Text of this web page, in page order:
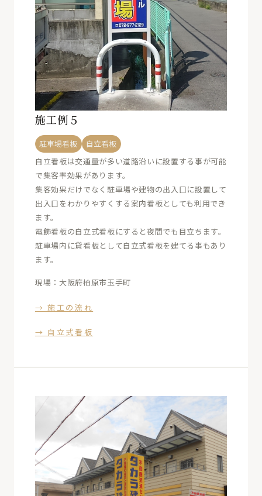
施工例５
駐車場看板
自立看板
自立看板は交通量が多い道路沿いに設置する事が可能
で集客率効果があります。
集客効果だけでなく駐車場や建物の出入口に設置して
出入口をわかりやすくする案内看板としても利用でき
ます。
電飾看板の自立式看板にすると夜間でも目立ちます。
駐車場内に貸看板として自立式看板を建てる事もあり
ます。
現場：大阪府柏原市玉手町
→ 施工の流れ
→ 自立式看板